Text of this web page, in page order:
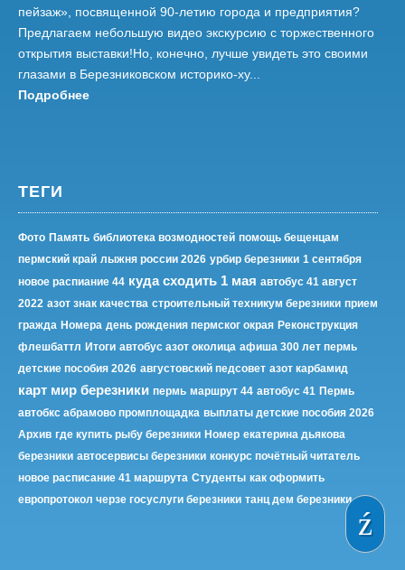
пейзаж», посвященной 90-летию города и предприятия?
Предлагаем небольшую видео экскурсию с торжественного
открытия выставки!Но, конечно, лучше увидеть это своими
глазами в Березниковском историко-ху...
Подробнее
ТЕГИ
Фото Память библиотека возмодностей помощь бещенцам
пермский край лыжня россии 2026 урбир березники 1 сентября
новое распиание 44 куда сходить 1 мая автобус 41 август
2022 азот знак качества строительный техникум березники прием
гражда Номера день рождения пермског окрая Реконструкция
флешбаттл Итоги автобус азот околица афиша 300 лет пермь
детские пособия 2026 августовский педсовет азот карбамид
карт мир березники пермь маршрут 44 автобус 41 Пермь
автобкс абрамово промплощадка выплаты детские пособия 2026
Архив где купить рыбу березники Номер екатерина дьякова
березники автосервисы березники конкурс почётный читатель
новое расписание 41 маршрута Студенты как оформить
европротокол черзе госуслуги березники танц дем березники